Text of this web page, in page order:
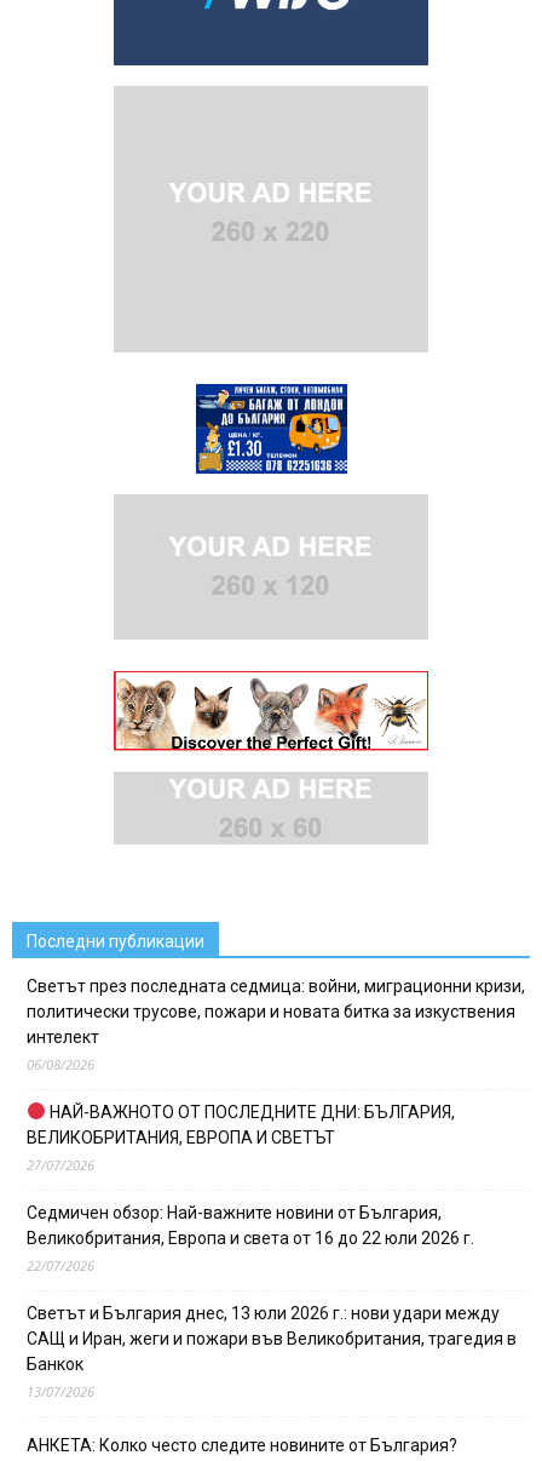
Последни публикации
Светът през последната седмица: войни, миграционни кризи,
политически трусове, пожари и новата битка за изкуствения
интелект
06/08/2026
НАЙ-ВАЖНОТО ОТ ПОСЛЕДНИТЕ ДНИ: БЪЛГАРИЯ,
ВЕЛИКОБРИТАНИЯ, ЕВРОПА И СВЕТЪТ
27/07/2026
Седмичен обзор: Най-важните новини от България,
Великобритания, Европа и света от 16 до 22 юли 2026 г.
22/07/2026
Светът и България днес, 13 юли 2026 г.: нови удари между
САЩ и Иран, жеги и пожари във Великобритания, трагедия в
Банкок
13/07/2026
АНКЕТА: Колко често следите новините от България?